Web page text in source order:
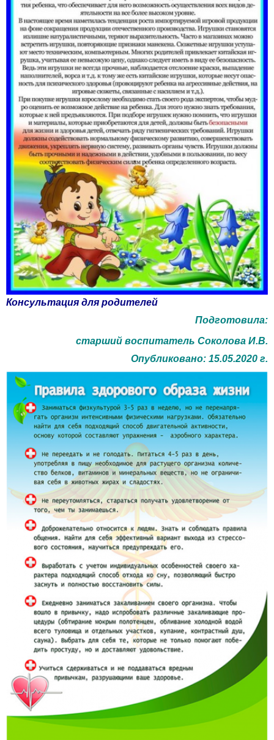
Консультация для родителей
Подготовила:
старший воспитатель Соколова И.В.
Опубликовано: 15.05.2020 г.